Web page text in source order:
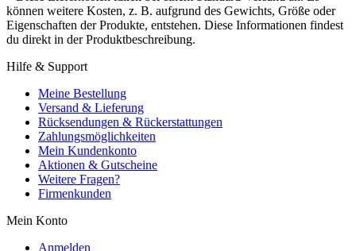
können weitere Kosten, z. B. aufgrund des Gewichts, Größe oder
Eigenschaften der Produkte, entstehen. Diese Informationen findest
du direkt in der Produktbeschreibung.
Hilfe & Support
Meine Bestellung
Versand & Lieferung
Rücksendungen & Rückerstattungen
Zahlungsmöglichkeiten
Mein Kundenkonto
Aktionen & Gutscheine
Weitere Fragen?
Firmenkunden
Mein Konto
Anmelden